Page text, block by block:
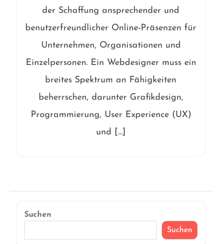
der Schaffung ansprechender und
benutzerfreundlicher Online-Präsenzen für
Unternehmen, Organisationen und
Einzelpersonen. Ein Webdesigner muss ein
breites Spektrum an Fähigkeiten
beherrschen, darunter Grafikdesign,
Programmierung, User Experience (UX)
und […]
Suchen
Suchen